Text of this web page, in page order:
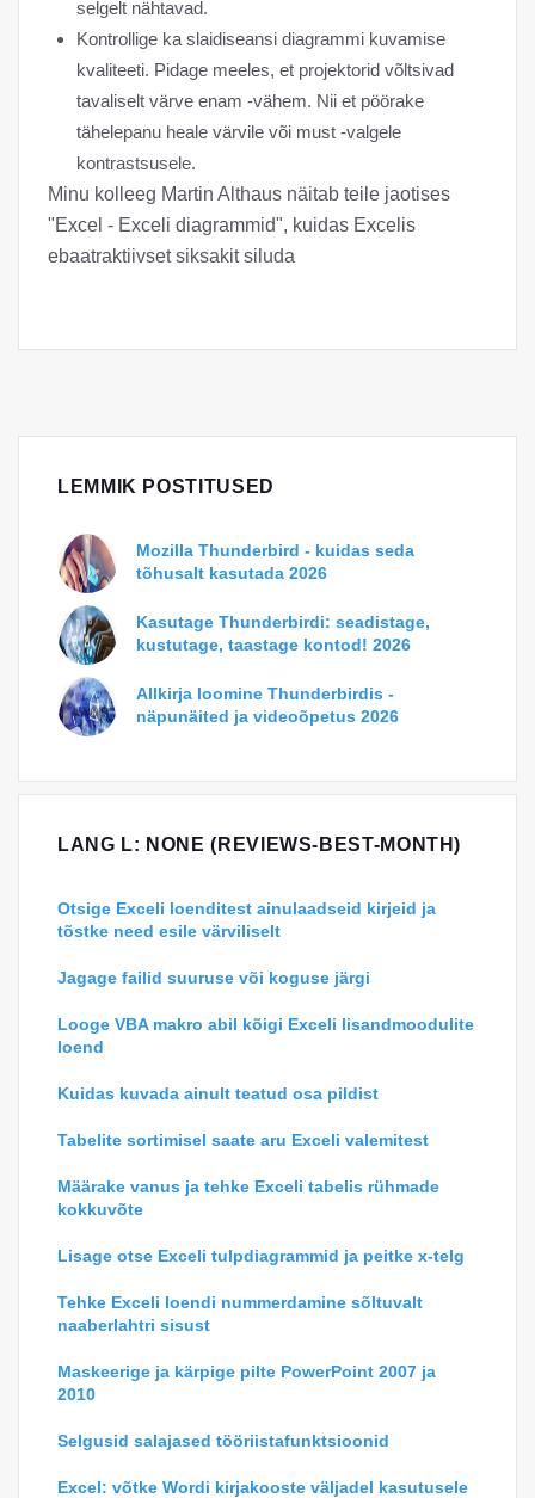
selgelt nähtavad.
Kontrollige ka slaidiseansi diagrammi kuvamise
kvaliteeti. Pidage meeles, et projektorid võltsivad
tavaliselt värve enam -vähem. Nii et pöörake
tähelepanu heale värvile või must -valgele
kontrastsusele.
Minu kolleeg Martin Althaus näitab teile jaotises
"Excel - Exceli diagrammid", kuidas Excelis
ebaatraktiivset siksakit siluda
LEMMIK POSTITUSED
Mozilla Thunderbird - kuidas seda
tõhusalt kasutada 2026
Kasutage Thunderbirdi: seadistage,
kustutage, taastage kontod! 2026
Allkirja loomine Thunderbirdis -
näpunäited ja videoõpetus 2026
LANG L: NONE (REVIEWS-BEST-MONTH)
Otsige Exceli loenditest ainulaadseid kirjeid ja
tõstke need esile värviliselt
Jagage failid suuruse või koguse järgi
Looge VBA makro abil kõigi Exceli lisandmoodulite
loend
Kuidas kuvada ainult teatud osa pildist
Tabelite sortimisel saate aru Exceli valemitest
Määrake vanus ja tehke Exceli tabelis rühmade
kokkuvõte
Lisage otse Exceli tulpdiagrammid ja peitke x-telg
Tehke Exceli loendi nummerdamine sõltuvalt
naaberlahtri sisust
Maskeerige ja kärpige pilte PowerPoint 2007 ja
2010
Selgusid salajased tööriistafunktsioonid
Excel: võtke Wordi kirjakooste väljadel kasutusele